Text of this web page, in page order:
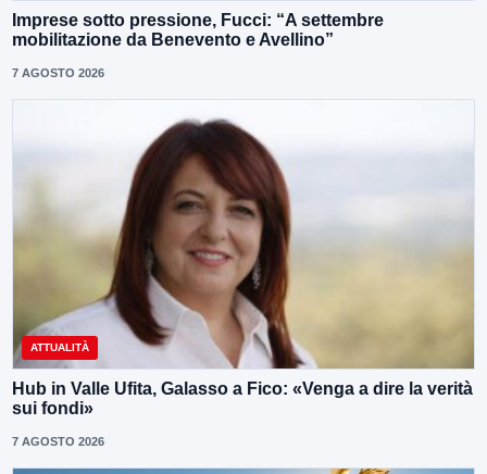
Imprese sotto pressione, Fucci: “A settembre
mobilitazione da Benevento e Avellino”
7 AGOSTO 2026
ATTUALITÀ
Hub in Valle Ufita, Galasso a Fico: «Venga a dire la verità
sui fondi»
7 AGOSTO 2026